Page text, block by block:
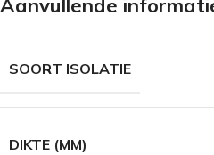
Aanvullende
SOORT ISOLATIE
DIKTE (MM)